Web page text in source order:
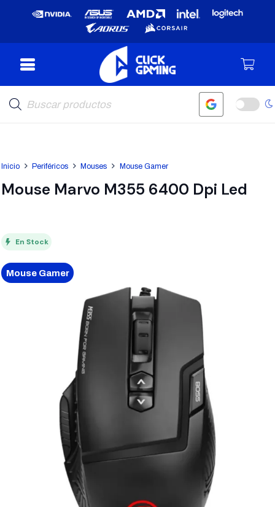
de
productos
Inicio Periféricos Mouses Mouse Gamer
Mouse Marvo M355 6400 Dpi Led
En Stock
Mouse Gamer